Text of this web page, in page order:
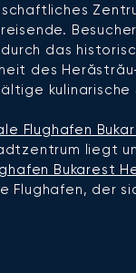
das
des
Flughafen
liegt
Bukarest
der